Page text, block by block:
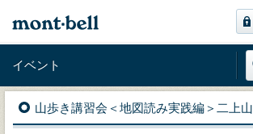
イベント
山歩き講習会＜地図読み実践編＞二上山